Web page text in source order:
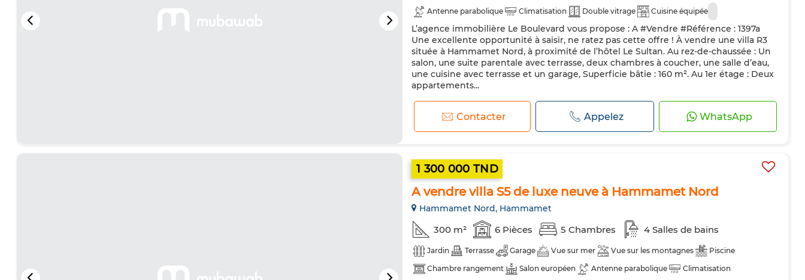
Antenne parabolique
Climatisation Double vitrage Cuisine équipée
L’agence immobilière Le Boulevard vous propose : A #Vendre #Référence : 1397a
Une excellente opportunité à saisir, ne ratez pas cette offre ! À vendre une villa R3
située à Hammamet Nord, à proximité de l’hôtel Le Sultan. Au rez-de-chaussée : Un
salon, une suite parentale avec terrasse, deux chambres à coucher, une salle d’eau,
une cuisine avec terrasse et un garage, Superficie bâtie : 160 m². Au 1er étage : Deux
appartements...
Contacter Appelez WhatsApp
1 300 000 TND
A vendre villa S5 de luxe neuve à Hammamet Nord
Hammamet Nord, Hammamet
300 m² 6 Pièces 5 Chambres 4 Salles de bains
Jardin Terrasse Garage Vue sur mer Vue sur les montagnes
Piscine
Chambre rangement
Salon européen Antenne parabolique
Climatisation